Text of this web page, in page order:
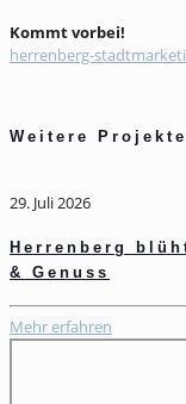
Kommt vorbei!
herrenberg-
Weitere Projekte
29. Juli 2026
Herrenberg
& Genuss
Mehr erfahren